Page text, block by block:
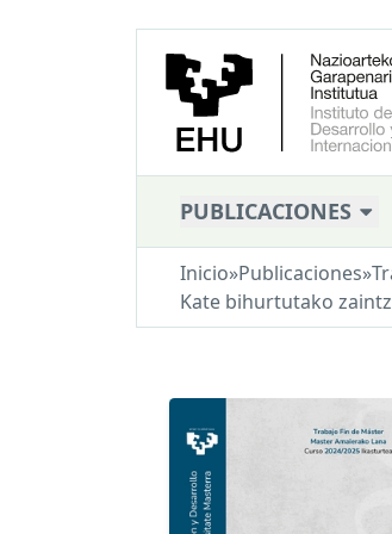
PUBLICACIONES
Inicio»Publicaciones»
Kate bihurtutako